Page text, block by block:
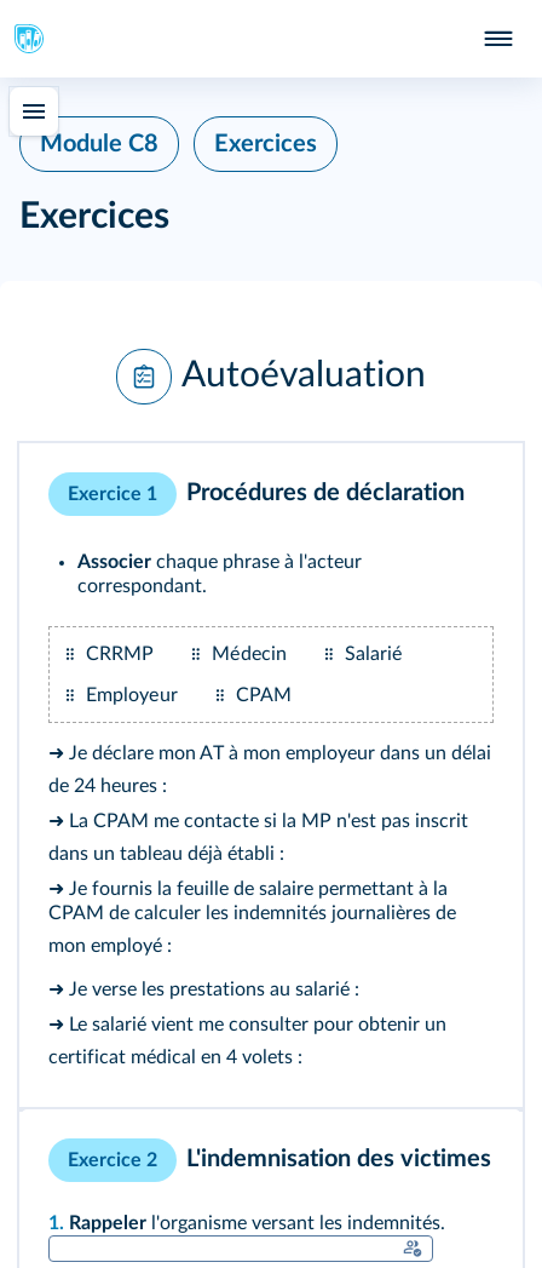
Module C8 Exercices
Exercices
Autoévaluation
Exercice 1 Procédures de déclaration
Associer chaque phrase à l'acteur
correspondant.
CRRMP Médecin Salarié
Employeur CPAM
➜ Je déclare mon AT à mon employeur dans un délai
de 24 heures :
➜ La CPAM me contacte si la MP n'est pas inscrit
dans un tableau déjà établi :
➜ Je fournis la feuille de salaire permettant à la
CPAM de calculer les indemnités journalières de
mon employé :
➜ Je verse les prestations au salarié :
➜ Le salarié vient me consulter pour obtenir un
certificat médical en 4 volets :
Exercice 2 L'indemnisation des victimes
1. Rappeler l'organisme versant les indemnités.